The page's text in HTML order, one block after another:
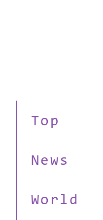
Top
News
World